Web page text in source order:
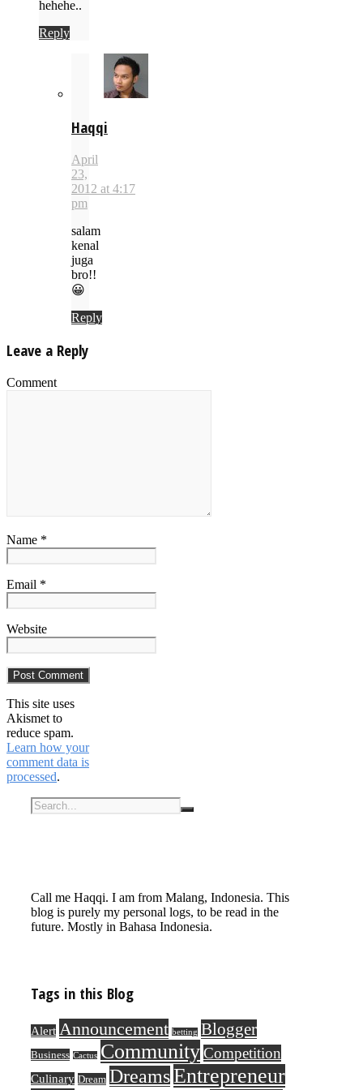
hehehe..
Reply
Haqqi
April
23,
2012 at 4:17
pm
salam
kenal
juga
bro!!
😀
Reply
Leave a Reply
Comment
Name *
Email *
Website
This site uses
Akismet to
reduce spam.
Learn how your
comment data is
processed.
Call me Haqqi. I am from Malang, Indonesia. This
blog is purely my personal logs, to be read in the
future. Mostly in Bahasa Indonesia.
Tags in this Blog
Alert Announcement betting Blogger
Business Cactus CommunityCompetition
Culinary Dream DreamsEntrepreneur